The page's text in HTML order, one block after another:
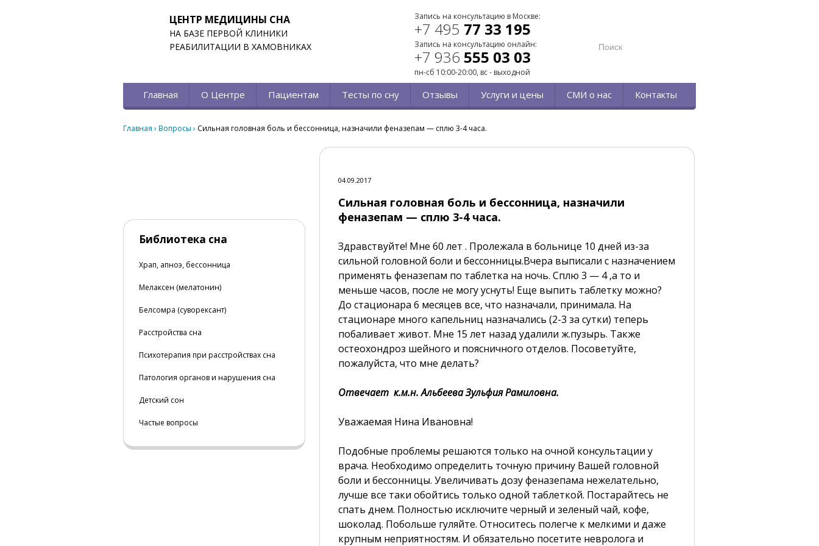
ЦЕНТР МЕДИЦИНЫ СНА
НА БАЗЕ ПЕРВОЙ КЛИНИКИ
РЕАБИЛИТАЦИИ В ХАМОВНИКАХ
Запись на консультацию в Москве:
+7 495 77 33 195
Запись на консультацию онлайн:
+7 936 555 03 03
пн-сб 10:00-20:00, вс - выходной
Главная О Центре Пациентам Тесты по сну Отзывы Услуги и цены СМИ о нас Контакты
Главная › Вопросы › Сильная головная боль и бессонница, назначили феназепам — сплю 3-4 часа.
04.09.2017
Сильная головная боль и бессонница, назначили
феназепам — сплю 3-4 часа.
Здравствуйте! Мне 60 лет . Пролежала в больнице 10 дней из-за
сильной головной боли и бессонницы.Вчера выписали с назначением
применять феназепам по таблетка на ночь. Сплю 3 — 4 ,а то и
меньше часов, после не могу уснуть! Еще выпить таблетку можно?
До стационара 6 месяцев все, что назначали, принимала. На
стационаре много капельниц назначались (2-3 за сутки) теперь
побаливает живот. Мне 15 лет назад удалили ж.пузырь. Также
остеохондроз шейного и поясничного отделов. Посоветуйте,
пожалуйста, что мне делать?
Отвечает к.м.н. Альбеева Зульфия Рамиловна.
Уважаемая Нина Ивановна!
Подобные проблемы решаются только на очной консультации у
врача. Необходимо определить точную причину Вашей головной
боли и бессонницы. Увеличивать дозу феназепама нежелательно,
лучше все таки обойтись только одной таблеткой. Постарайтесь не
спать днем. Полностью исключите черный и зеленый чай, кофе,
шоколад. Побольше гуляйте. Относитесь полегче к мелкими и даже
крупным неприятностям. И обязательно посетите невролога и
Библиотека сна
Храп, апноэ, бессонница
Мелаксен (мелатонин)
Белсомра (суворексант)
Расстройства сна
Психотерапия при расстройствах сна
Патология органов и нарушения сна
Детский сон
Частые вопросы